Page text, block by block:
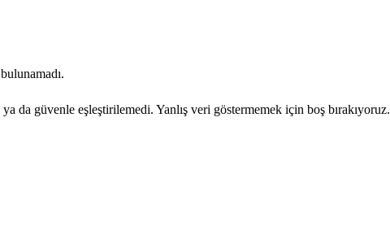
da güvenle eşleştirilemedi. Yanlış veri göstermemek için boş bırakıyoruz.